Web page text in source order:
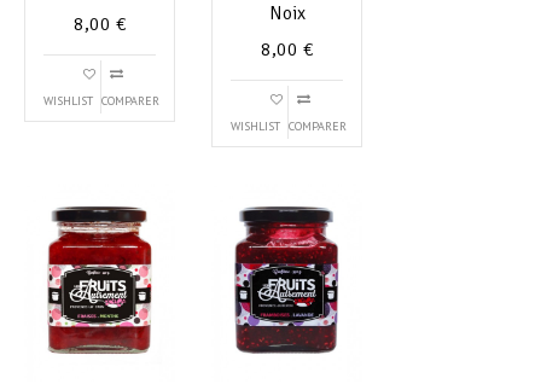
8,00 €
WISHLIST COMPARER
Noix
8,00 €
WISHLIST COMPARER